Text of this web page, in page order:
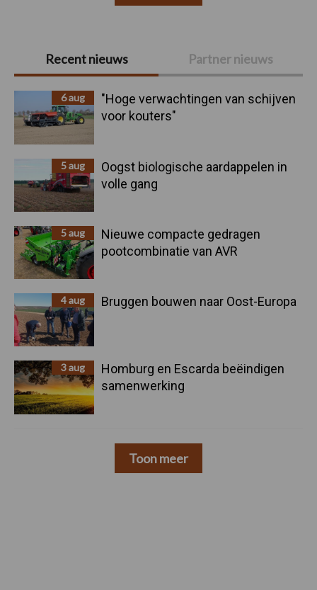
Primaire
Sidebar
Recent nieuws Partner nieuws
6 aug
"Hoge verwachtingen van schijven
voor kouters"
5 aug
Oogst biologische aardappelen in
volle gang
5 aug
Nieuwe compacte gedragen
pootcombinatie van AVR
4 aug Bruggen bouwen naar Oost-Europa
3 aug
Homburg en Escarda beëindigen
samenwerking
Toon meer